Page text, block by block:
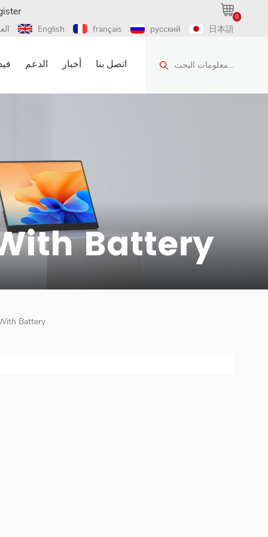
0
English français русский 日本語
معلومات البحث... الدعم أخبار اتصل بنا
Battery
Battery